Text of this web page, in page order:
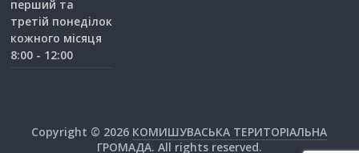
перший та
третiй понедiлок
кожного мiсяця
8:00 - 12:00
Copyright © 2026 КОМИШУВАСЬКА ТЕРИТОРІАЛЬНА
ГРОМАДА. All rights reserved.